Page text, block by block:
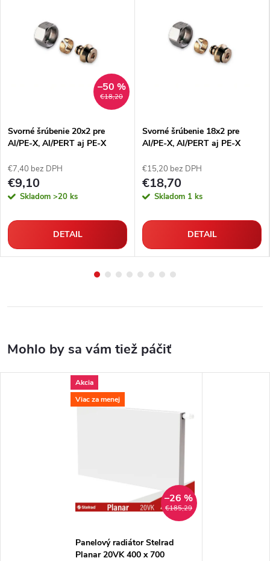
€18,20
–50 %
Svorné šrúbenie 20x2 pre
Al/PE-X, Al/PERT aj PE-X
€7,40 bez DPH
€9,10
Skladom >20 ks
DETAIL
Svorné šrúbenie 18x2 pre
Al/PE-X, Al/PERT aj PE-X
€15,20 bez DPH
€18,70
Skladom 1 ks
DETAIL
Akcia
Viac za menej
€185,29
–26 %
Panelový radiátor Stelrad
Planar 20VK 400 x 700